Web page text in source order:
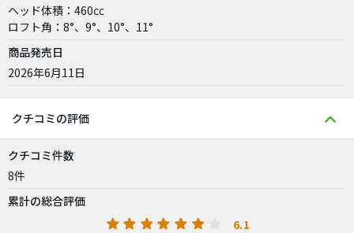
ヘッド体積：460㏄
ロフト角：8°、9°、10°、11°
商品発売日
2026年6月11日
クチコミの評価
クチコミ件数
8件
累計の総合評価
6.1